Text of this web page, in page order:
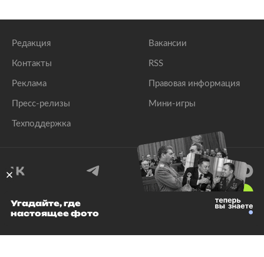
Редакция
Контакты
Реклама
Пресс-релизы
Техподдержка
Вакансии
RSS
Правовая информация
Мини-игры
© 1999–2026 Все права защищены.
Угадайте, где
настоящее фото